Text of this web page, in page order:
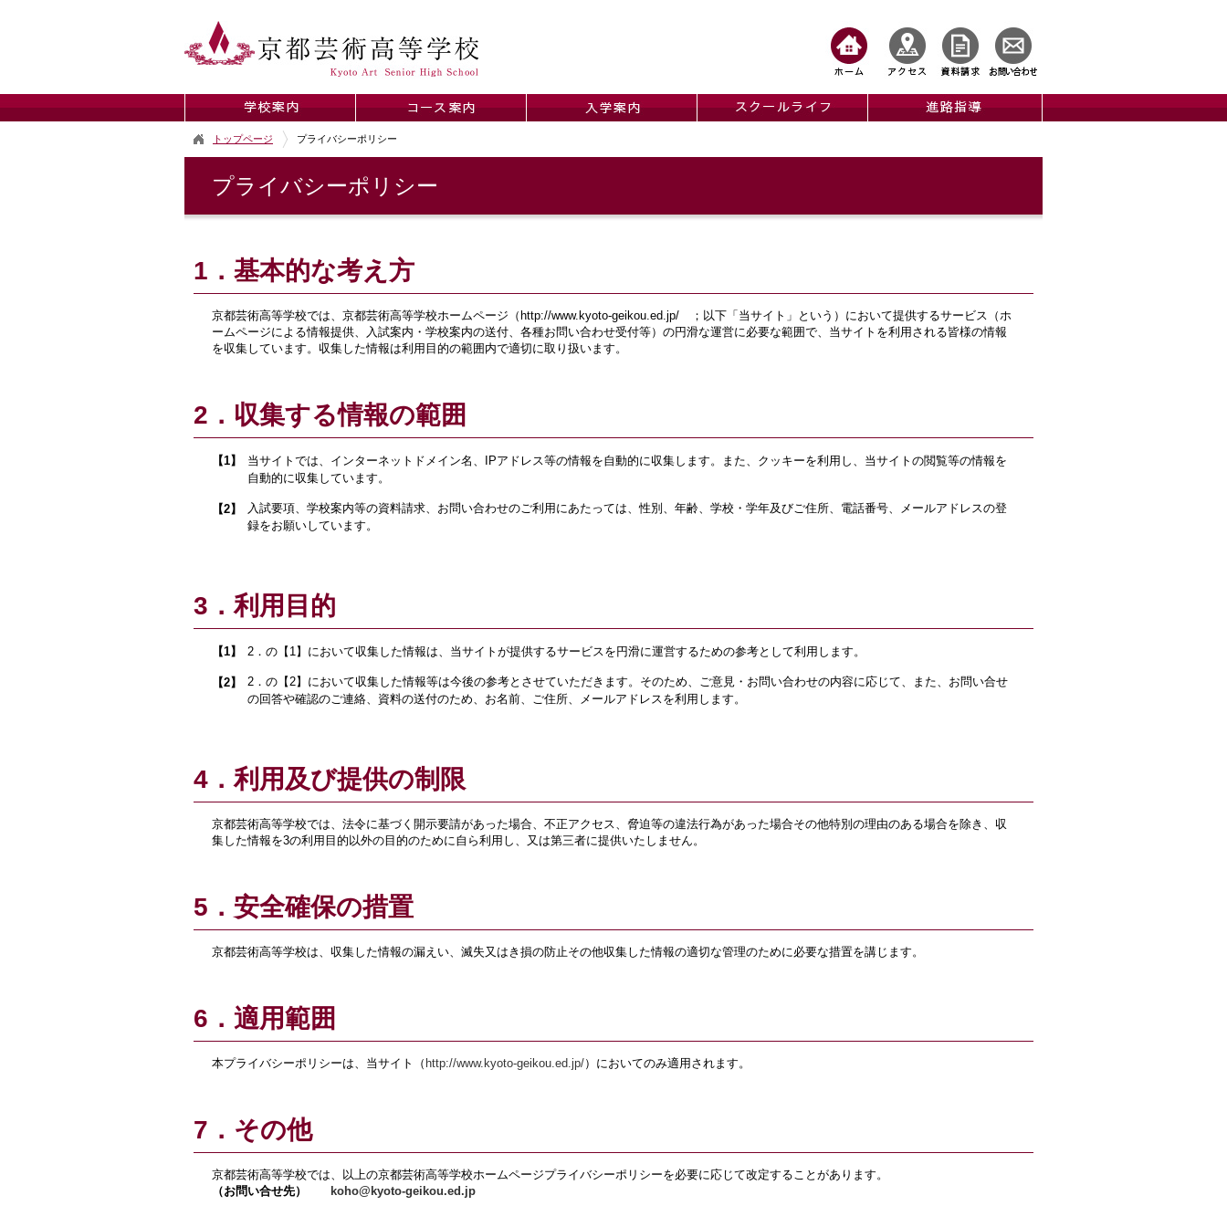
トップページ プライバシーポリシー
プライバシーポリシー
1．基本的な考え方
京都芸術高等学校では、京都芸術高等学校ホームページ（http://www.kyoto-geikou.ed.jp/ ；以下「当サイト」という）において提供するサービス（ホ
ームページによる情報提供、入試案内・学校案内の送付、各種お問い合わせ受付等）の円滑な運営に必要な範囲で、当サイトを利用される皆様の情報
を収集しています。収集した情報は利用目的の範囲内で適切に取り扱います。
2．収集する情報の範囲
【1】
当サイトでは、インターネットドメイン名、IPアドレス等の情報を自動的に収集します。また、クッキーを利用し、当サイトの閲覧等の情報を
自動的に収集しています。
【2】
入試要項、学校案内等の資料請求、お問い合わせのご利用にあたっては、性別、年齢、学校・学年及びご住所、電話番号、メールアドレスの登
録をお願いしています。
3．利用目的
【1】 2．の【1】において収集した情報は、当サイトが提供するサービスを円滑に運営するための参考として利用します。
【2】
2．の【2】において収集した情報等は今後の参考とさせていただきます。そのため、ご意見・お問い合わせの内容に応じて、また、お問い合せ
の回答や確認のご連絡、資料の送付のため、お名前、ご住所、メールアドレスを利用します。
4．利用及び提供の制限
京都芸術高等学校では、法令に基づく開示要請があった場合、不正アクセス、脅迫等の違法行為があった場合その他特別の理由のある場合を除き、収
集した情報を3の利用目的以外の目的のために自ら利用し、又は第三者に提供いたしません。
5．安全確保の措置
京都芸術高等学校は、収集した情報の漏えい、滅失又はき損の防止その他収集した情報の適切な管理のために必要な措置を講じます。
6．適用範囲
本プライバシーポリシーは、当サイト（ http://www.kyoto-geikou.ed.jp/）においてのみ適用されます。
7．その他
京都芸術高等学校では、以上の京都芸術高等学校ホームページプライバシーポリシーを必要に応じて改定することがあります。
（お問い合せ先）
koho@kyoto-geikou.ed.jp